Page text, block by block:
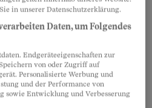
so weit kommt. Bild: Julien
Kommentare
in unserer Datenschutzerklärung.
Daten, um Folgendes
Endgeräteeigenschaften zur
von oder Zugriff auf
Personalisierte Werbung und
und der Performance von
sowie Entwicklung und Verbesserung